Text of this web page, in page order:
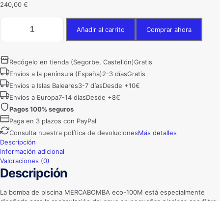
240,00 €
Piscina
eco-
100M
cantidad
Añadir al carrito Comprar ahora
Recógelo en tienda (Segorbe, Castellón)Gratis
Envíos a la península (España)2-3 díasGratis
Envíos a Islas Baleares3-7 díasDesde +10€
Envíos a Europa7-14 díasDesde +8€
Pagos 100% seguros
Paga en 3 plazos con PayPal
Consulta nuestra política de devolucionesMás detalles
Descripción
Información adicional
Valoraciones (0)
Descripción
La bomba de piscina MERCABOMBA eco-100M está especialmente